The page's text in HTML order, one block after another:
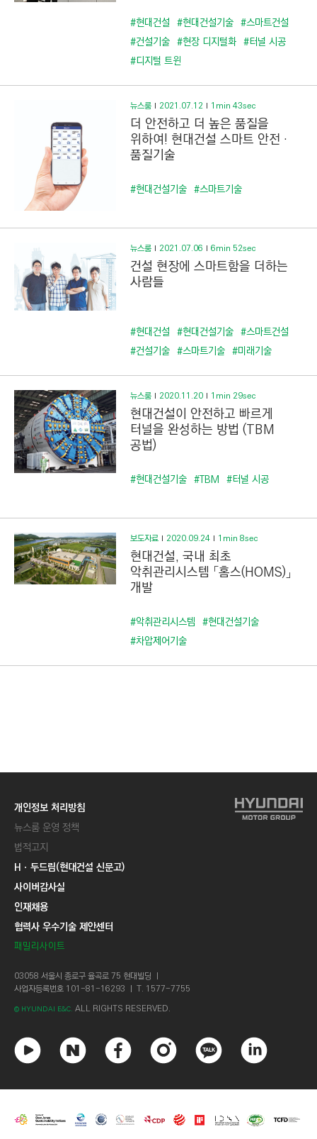
#현대건설 #현대건설기술 #스마트건설
#건설기술 #현장 디지털화 #터널 시공
#디지털 트윈
뉴스룸 2021.07.12 1min 43sec
더 안전하고 더 높은 품질을
위하여! 현대건설 스마트 안전 ·
품질기술
#현대건설기술 #스마트기술
뉴스룸 2021.07.06 6min 52sec
건설 현장에 스마트함을 더하는
사람들
#현대건설 #현대건설기술 #스마트건설
#건설기술 #스마트기술 #미래기술
뉴스룸 2020.11.20 1min 29sec
현대건설이 안전하고 빠르게
터널을 완성하는 방법 (TBM
공법)
#현대건설기술 #TBM #터널 시공
보도자료 2020.09.24 1min 8sec
현대건설, 국내 최초
악취관리시스템 「홈스(HOMS)」
개발
#악취관리시스템 #현대건설기술
#차압제어기술
개인정보 처리방침
뉴스룸 운영 정책
법적고지
Hㆍ두드림(현대건설 신문고)
사이버감사실
인재채용
협력사 우수기술 제안센터
패밀리사이트
03058 서울시 종로구 율곡로 75 현대빌딩 ㅣ
사업자등록번호 101-81-16293 ㅣ T. 1577-7755
© HYUNDAI E&C. ALL RIGHTS RESERVED.
튜
브
이
이
스
북
스
타
그
카
오
톡
크
드
인